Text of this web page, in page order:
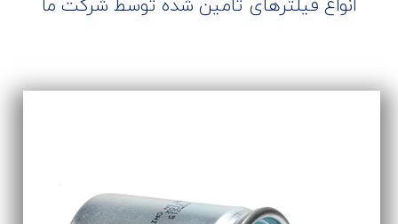
انواع فیلترهای تامین شده توسط شرکت ما